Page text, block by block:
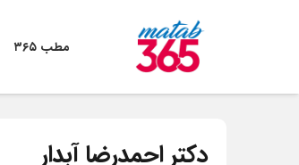
مطب ۳۶۵
دکتر احمدرضا آبدار